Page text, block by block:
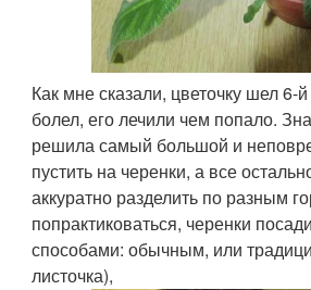
Как мне сказали, цветочку шел 6-
болел, его лечили чем попало.
решила самый большой и
пустить на черенки, а все
аккуратно разделить по разным
попрактиковаться, черенки
способами: обычным, или
листочка),